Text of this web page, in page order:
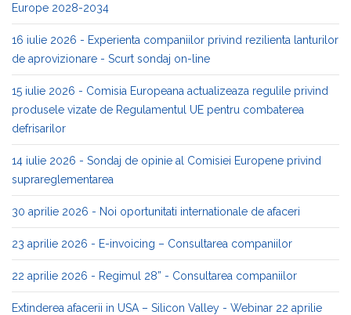
Europe 2028-2034
16 iulie 2026 - Experienta companiilor privind rezilienta lanturilor
de aprovizionare - Scurt sondaj on-line
15 iulie 2026 - Comisia Europeana actualizeaza regulile privind
produsele vizate de Regulamentul UE pentru combaterea
defrisarilor
14 iulie 2026 - Sondaj de opinie al Comisiei Europene privind
suprareglementarea
30 aprilie 2026 - Noi oportunitati internationale de afaceri
23 aprilie 2026 - E-invoicing – Consultarea companiilor
22 aprilie 2026 - Regimul 28” - Consultarea companiilor
Extinderea afacerii in USA – Silicon Valley - Webinar 22 aprilie